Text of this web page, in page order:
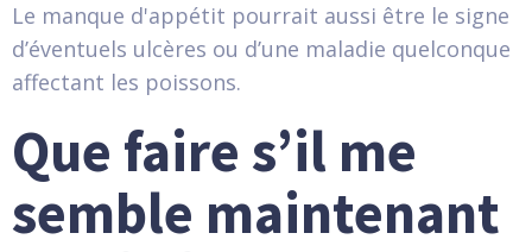
Le manque d'appétit pourrait aussi être le signe
d’éventuels ulcères ou d’une maladie quelconque
affectant les poissons.
Que faire s’il me
semble maintenant